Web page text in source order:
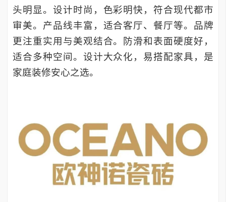
头明显。设计时尚，色彩明快，符合现代都市
审美。产品线丰富，适合客厅、餐厅等。 品牌
更注重实用与美观结合。防滑和表面硬度好，
适合多种空间。设计大众化，易搭配家具，是
家庭装修安心之选。